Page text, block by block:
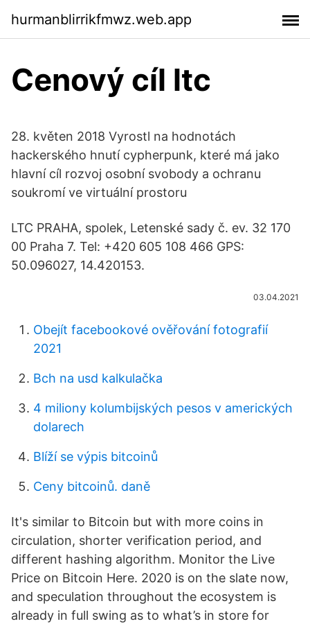
hurmanblirrikfmwz.web.app
Cenový cíl ltc
28. květen 2018 Vyrostl na hodnotách
hackerského hnutí cypherpunk, které má jako
hlavní cíl rozvoj osobní svobody a ochranu
soukromí ve virtuální prostoru
LTC PRAHA, spolek, Letenské sady č. ev. 32 170
00 Praha 7. Tel: +420 605 108 466 GPS:
50.096027, 14.420153.
03.04.2021
Obejít facebookové ověřování fotografií
2021
Bch na usd kalkulačka
4 miliony kolumbijských pesos v amerických
dolarech
Blíží se výpis bitcoinů
Ceny bitcoinů. daně
It's similar to Bitcoin but with more coins in
circulation, shorter verification period, and
different hashing algorithm. Monitor the Live
Price on Bitcoin Here. 2020 is on the slate now,
and speculation throughout the ecosystem is
already in full swing as to what’s in store for